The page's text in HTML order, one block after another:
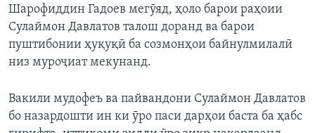
Шарофиддин Гадоев мегӯяд, ҳоло барои раҳоии
Сулаймон Давлатов талош доранд ва барои
пуштибонии ҳуқуқӣ ба созмонҳои байнулмилалӣ
низ муроҷиат мекунанд.
Вакили мудофеъ ва пайвандони Сулаймон Давлатов
бо назардошти ин ки ӯро паси дарҳои баста ба ҳабс